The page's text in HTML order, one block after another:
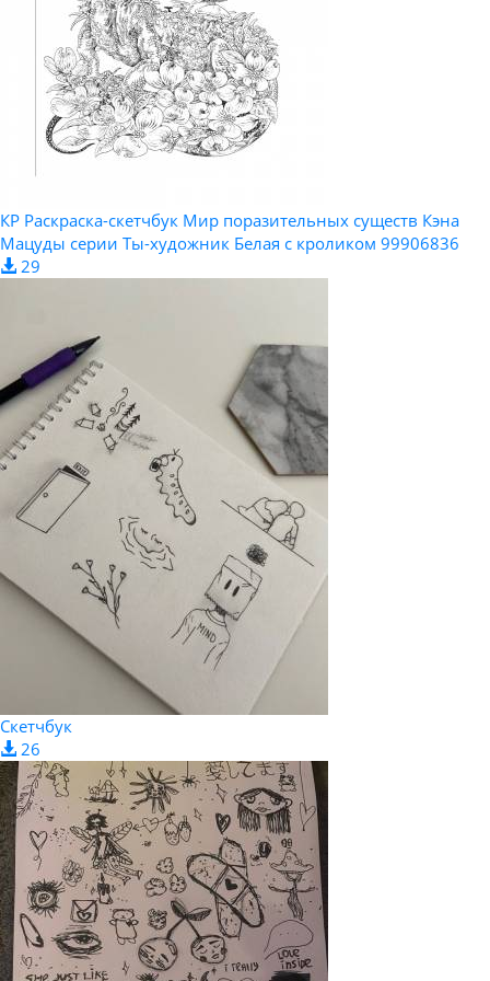
КР Раскраска-скетчбук Мир поразительных существ Кэна
Мацуды серии Ты-художник Белая с кроликом 99906836
29
Скетчбук
26